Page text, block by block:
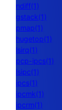
ndiff(1)
gstack(1)
pmap(1)
hugetop(1)
lsirq(1)
pcp-ipcs(1)
lsipc(1)
ipcs(1)
ipcmk(1)
ipcrm(1)